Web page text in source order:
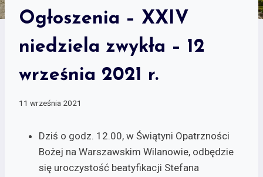
Ogłoszenia – XXIV
niedziela zwykła – 12
września 2021 r.
11 września 2021
Dziś o godz. 12.00, w Świątyni Opatrzności
Bożej na Warszawskim Wilanowie, odbędzie
się uroczystość beatyfikacji Stefana